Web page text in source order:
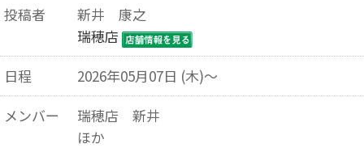
投稿者
新井 康之
瑞穂店
日程
2026年05月07日 (木)～
メンバー
瑞穂店 新井
ほか